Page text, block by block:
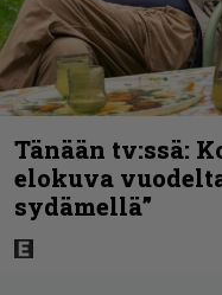
Tänään tv:ssä:
elokuva
sydämellä”